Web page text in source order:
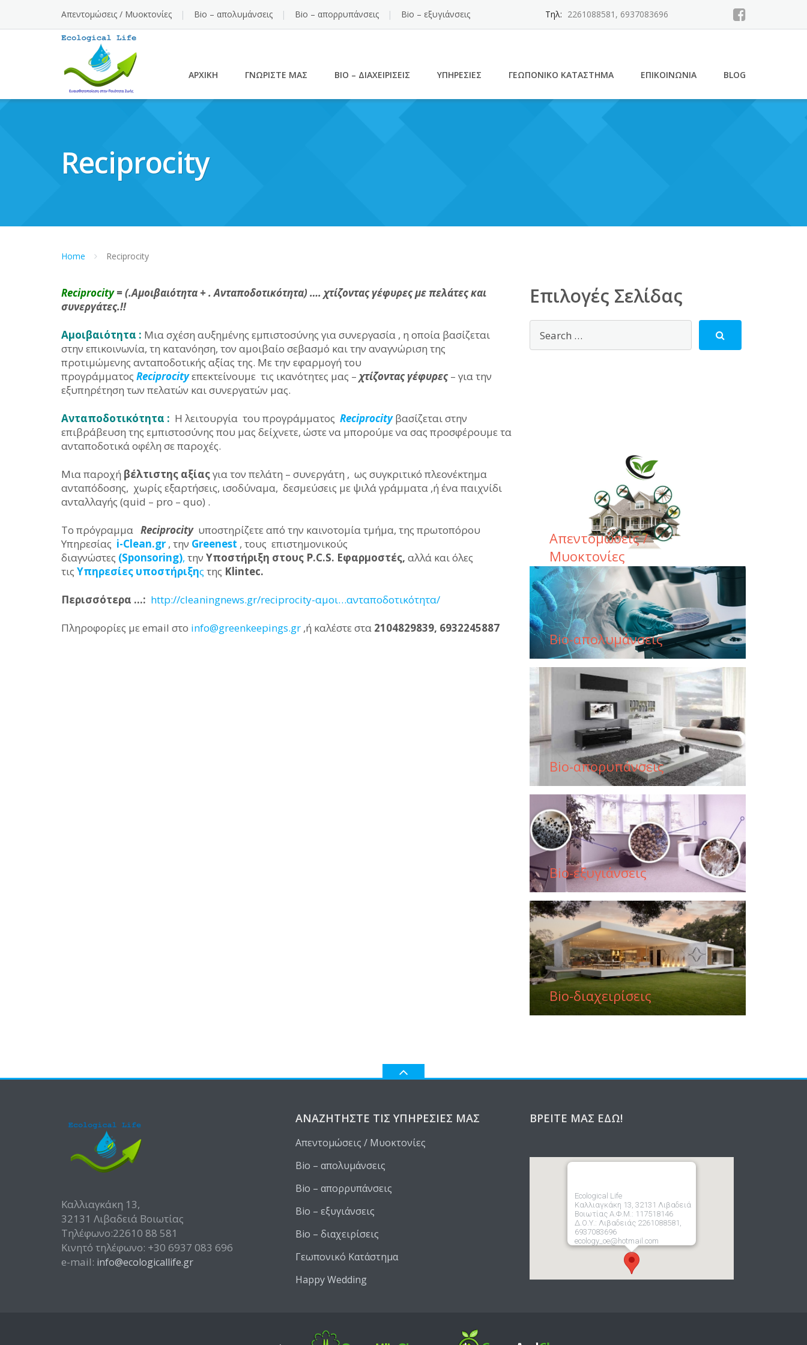
content
Απεντομώσεις / Μυοκτονίες Bio – απολυμάνσεις Bio – απορρυπάνσεις Bio – εξυγιάνσεις Τηλ: 2261088581, 6937083696
ΑΡΧΙΚΉ ΓΝΩΡΊΣΤΕ ΜΑΣ BIO – ΔΙΑΧΕΙΡΊΣΕΙΣ ΥΠΗΡΕΣΊΕΣ ΓΕΩΠΟΝΙΚΌ ΚΑΤΆΣΤΗΜΑ ΕΠΙΚΟΙΝΩΝΊΑ BLOG
Reciprocity
Home Reciprocity
Reciprocity = (.Αμοιβαιότητα + . Ανταποδοτικότητα) …. χτίζοντας γέφυρες με πελάτες και
συνεργάτες.!!
Αμοιβαιότητα : Μια σχέση αυξημένης εμπιστοσύνης για συνεργασία , η οποία βασίζεται
στην επικοινωνία, τη κατανόηση, τον αμοιβαίο σεβασμό και την αναγνώριση της
προτιμώμενης ανταποδοτικής αξίας της. Με την εφαρμογή του
προγράμματος Reciprocityεπεκτείνουμε τις ικανότητες μας – χτίζοντας γέφυρες– για την
εξυπηρέτηση των πελατών και συνεργατών μας.
Ανταποδοτικότητα : Η λειτουργία του προγράμματος Reciprocity βασίζεται στην
επιβράβευση της εμπιστοσύνης που μας δείχνετε, ώστε να μπορούμε να σας προσφέρουμε τα
ανταποδοτικά οφέλη σε παροχές.
Μια παροχή βέλτιστης αξίαςγια τον πελάτη – συνεργάτη , ως συγκριτικό πλεονέκτημα
ανταπόδοσης, χωρίς εξαρτήσεις, ισοδύναμα, δεσμεύσεις με ψιλά γράμματα ,ή ένα παιχνίδι
ανταλλαγής (quid – pro – quo) .
Το πρόγραμμα Reciprocity υποστηρίζετε από την καινοτομία τμήμα, της πρωτοπόρου
Υπηρεσίας i-Clean.gr , την Greenest , τους επιστημονικούς
διαγνώστες (Sponsoring), την Υποστήριξη στους P.C.S. Εφαρμοστές, αλλά και όλες
τις Υπηρεσίες υποστήριξης της Klintec.
Περισσότερα …: http://cleaningnews.gr/reciprocity-αμοι…ανταποδοτικότητα/
Πληροφορίες με email στο info@greenkeepings.gr ,ή καλέστε στα 2104829839, 6932245887
Επιλογές Σελίδας
Καλλιαγκάκη 13,
32131 Λιβαδειά Βοιωτίας
Τηλέφωνο:22610 88 581
Κινητό τηλέφωνο: +30 6937 083 696
e-mail: info@ecologicallife.gr
ΑΝΑΖΗΤΉΣΤΕ ΤΙΣ ΥΠΗΡΕΣΊΕΣ ΜΑΣ
Απεντομώσεις / Μυοκτονίες
Bio – απολυμάνσεις
Bio – απορρυπάνσεις
Bio – εξυγιάνσεις
Bio – διαχειρίσεις
Γεωπονικό Κατάστημα
Happy Wedding
ΒΡΕΊΤΕ ΜΑΣ ΕΔΏ!
Ecological Life
Καλλιαγκάκη 13, 32131 Λιβαδειά
Βοιωτίας Α.Φ.Μ.: 117518146
Δ.Ο.Υ.: Λιβαδειάς 2261088581,
6937083696
ecology_oe@hotmail.com